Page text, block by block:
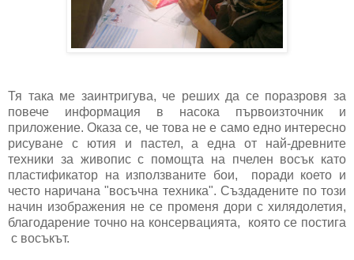
Тя така ме заинтригува, че реших да се поразровя за
повече информация в насока първоизточник и
приложение. Оказа се, че това не е само едно интересно
рисуване с ютия и пастел, а една от най-древните
техники за живопис с помощта на пчелен восък като
пластификатор на използваните бои, поради което и
често наричана "восъчна техника". Създадените по този
начин изображения не се променя дори с хилядолетия,
благодарение точно на консервацията, която се постига
с восъкът.